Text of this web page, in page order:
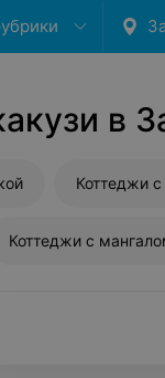
в
Коттеджи
Коттеджи с